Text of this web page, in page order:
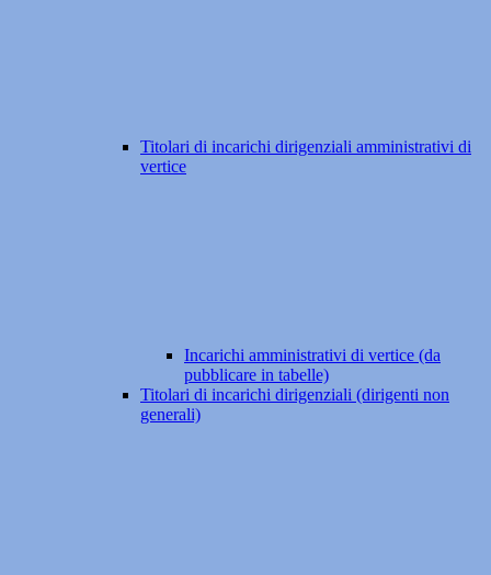
Titolari di incarichi dirigenziali amministrativi di
vertice
Incarichi amministrativi di vertice (da
pubblicare in tabelle)
Titolari di incarichi dirigenziali (dirigenti non
generali)